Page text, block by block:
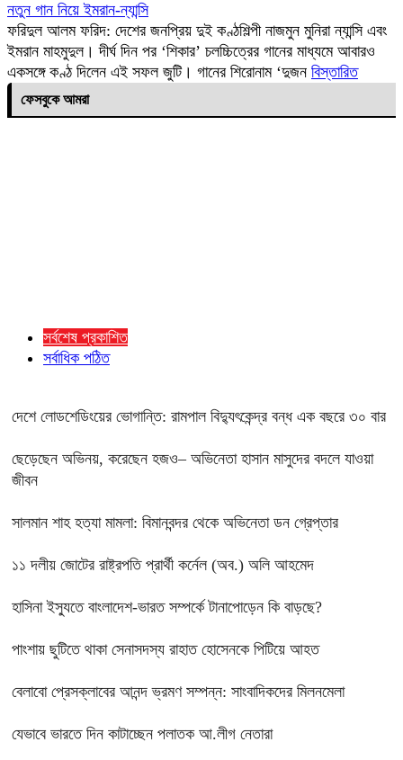
নতুন গান নিয়ে ইমরান-ন্যান্সি
ফরিদুল আলম ফরিদ: দেশের জনপ্রিয় দুই কণ্ঠশিল্পী নাজমুন মুনিরা ন্যান্সি এবং
ইমরান মাহমুদুল। দীর্ঘ দিন পর ‘শিকার’ চলচ্চিত্রের গানের মাধ্যমে আবারও
একসঙ্গে কণ্ঠ দিলেন এই সফল জুটি। গানের শিরোনাম ‘দুজন বিস্তারিত
ফেসবুকে আমরা
সর্বশেষ প্রকাশিত
সর্বাধিক পঠিত
দেশে লোডশেডিংয়ের ভোগান্তি: রামপাল বিদ্যুৎকেন্দ্র বন্ধ এক বছরে ৩০ বার
ছেড়েছেন অভিনয়, করেছেন হজও– অভিনেতা হাসান মাসুদের বদলে যাওয়া
জীবন
সালমান শাহ হত্যা মামলা: বিমানবন্দর থেকে অভিনেতা ডন গ্রেপ্তার
১১ দলীয় জোটের রাষ্ট্রপতি প্রার্থী কর্নেল (অব.) অলি আহমেদ
হাসিনা ইস্যুতে বাংলাদেশ-ভারত সম্পর্কে টানাপোড়েন কি বাড়ছে?
পাংশায় ছুটিতে থাকা সেনাসদস্য রাহাত হোসেনকে পিটিয়ে আহত
বেলাবো প্রেসক্লাবের আনন্দ ভ্রমণ সম্পন্ন: সাংবাদিকদের মিলনমেলা
যেভাবে ভারতে দিন কাটাচ্ছেন পলাতক আ.লীগ নেতারা